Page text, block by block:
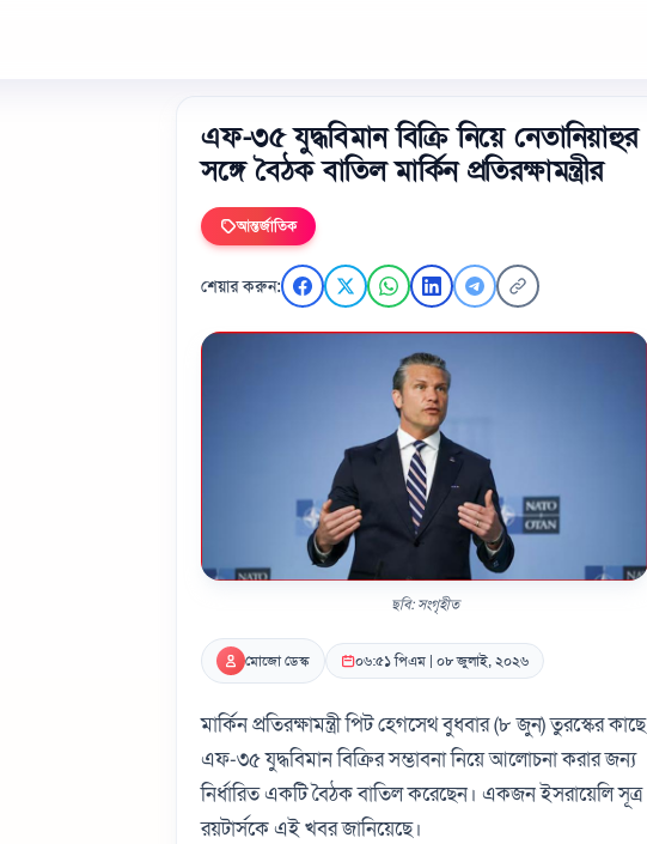
এফ-৩৫ যুদ্ধবিমান বিক্রি নিয়ে নেতানিয়াহুর
সঙ্গে বৈঠক বাতিল মার্কিন প্রতিরক্ষামন্ত্রীর
আন্তর্জাতিক
শেয়ার করুন:
ছবি: সংগৃহীত
মোজো ডেস্ক ০৬:৫১ পিএম | ০৮ জুলাই, ২০২৬
মার্কিন প্রতিরক্ষামন্ত্রী পিট হেগসেথ বুধবার (৮ জুন) তুরস্কের কাছে
এফ-৩৫ যুদ্ধবিমান বিক্রির সম্ভাবনা নিয়ে আলোচনা করার জন্য
নির্ধারিত একটি বৈঠক বাতিল করেছেন। একজন ইসরায়েলি সূত্র
রয়টার্সকে এই খবর জানিয়েছে।